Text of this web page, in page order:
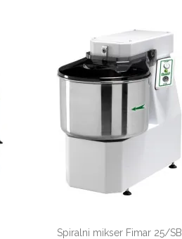
Spiralni mikser Fimar 25/SB